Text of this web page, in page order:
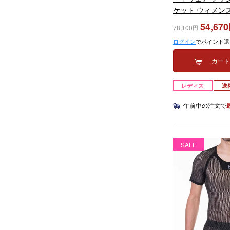
ケット ウィメン
MONTETS
2025-2026
78,100 54,670
ログインでポイント
カー
レディス 送
午前中の注文で
SALE